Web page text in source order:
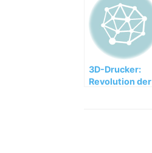
3D-Drucker:
Revolution der